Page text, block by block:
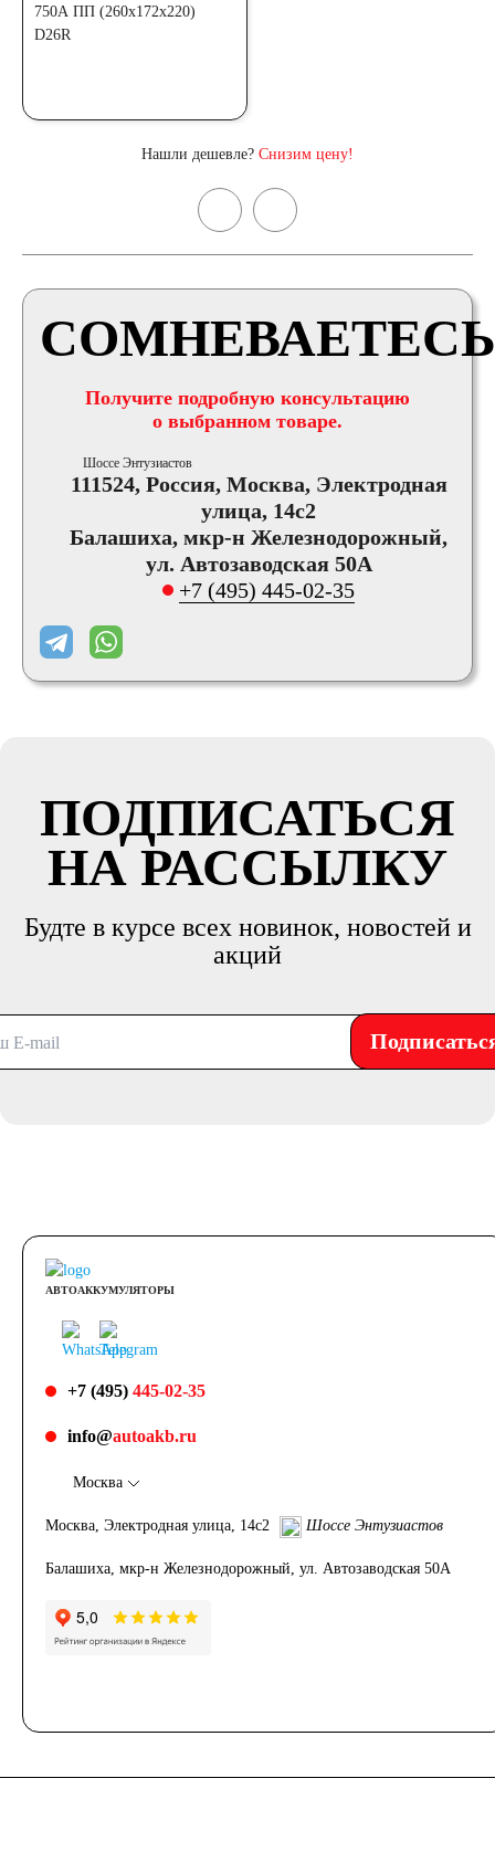
Нашли дешевле? Снизим цену!
Получите подробную консультацию
о выбранном товаре.
Шоссе Энтузиастов
111524, Россия, Москва, Электродная
улица, 14с2
Балашиха, мкр-н Железнодорожный,
ул. Автозаводская 50А
+7 (495) 445-02-35
ПОДПИСАТЬСЯ
НА РАССЫЛКУ
Будте в курсе всех новинок, новостей и
акций
АВТОАККУМУЛЯТОРЫ
+7 (495) 445-02-35
info@autoakb.ru
Москва
Москва, Электродная улица, 14с2 Шоссе Энтузиастов
Балашиха, мкр-н Железнодорожный, ул. Автозаводская 50А